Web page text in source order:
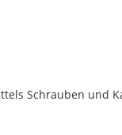
Schrauben und